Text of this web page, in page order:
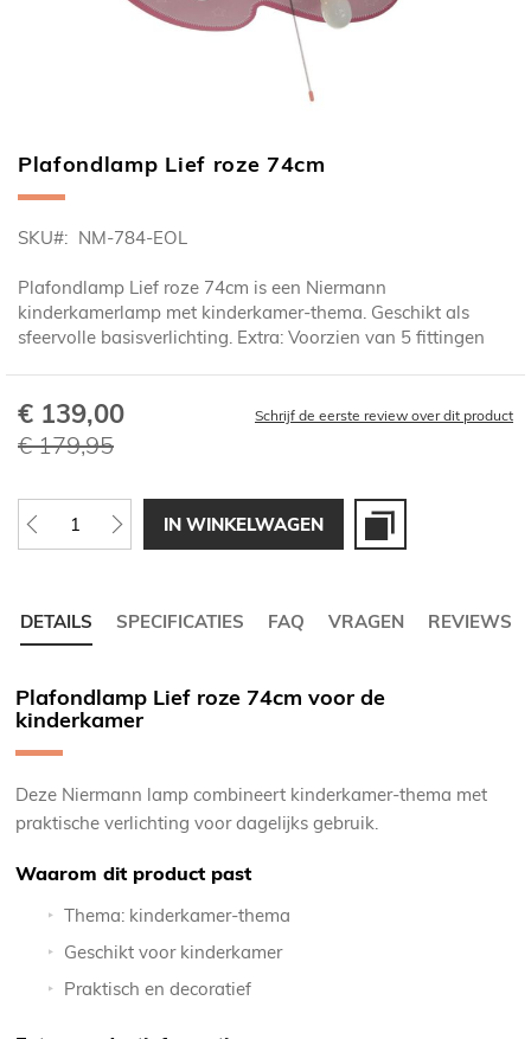
Ga
naar
begin
de
afbeeldingen-
gallerij
Plafondlamp Lief roze 74cm
SKU NM-784-EOL
Plafondlamp Lief roze 74cm is een Niermann
kinderkamerlamp met kinderkamer-thema. Geschikt als
sfeervolle basisverlichting. Extra: Voorzien van 5 fittingen
Speciale
prijs
€ 139,00
€ 179,95
Schrijf de eerste review over dit product
IN WINKELWAGEN
DETAILS SPECIFICATIES FAQ VRAGEN REVIEWS
Plafondlamp Lief roze 74cm voor de
kinderkamer
Deze Niermann lamp combineert kinderkamer-thema met
praktische verlichting voor dagelijks gebruik.
Waarom dit product past
Thema: kinderkamer-thema
Geschikt voor kinderkamer
Praktisch en decoratief